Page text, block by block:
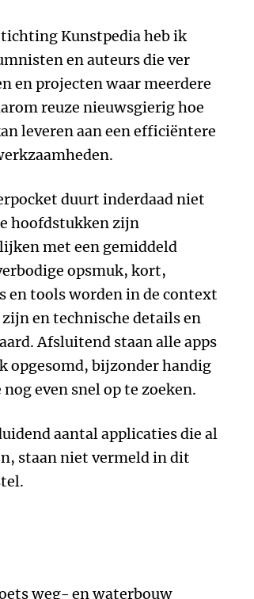
Kunstpedia heb ik
en auteurs die ver
en projecten waar meerdere
reuze nieuwsgierig hoe
leveren aan een efficiëntere
duurt inderdaad niet
hoofdstukken zijn
met een gemiddeld
opsmuk, kort,
en tools worden in de context
en technische details en
Afsluitend staan alle apps
opgesomd, bijzonder handig
even snel op te zoeken.
aantal applicaties die al
staan niet vermeld in dit
weg- en waterbouw